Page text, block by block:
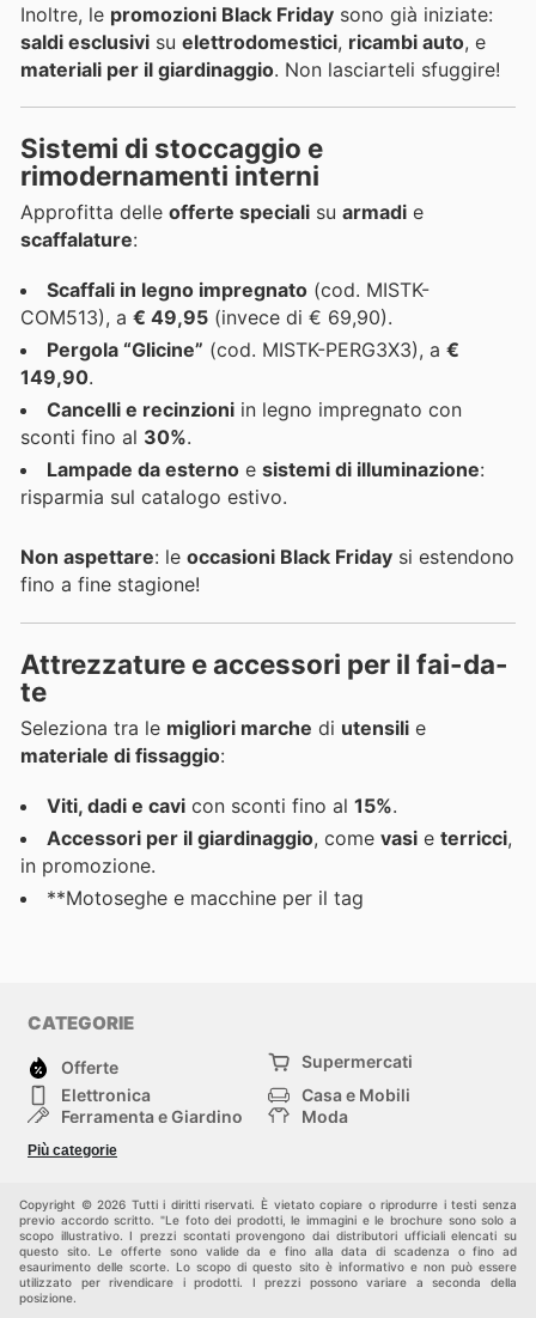
Inoltre, le promozioni Black Friday sono già iniziate:
saldi esclusivi su elettrodomestici, ricambi auto, e
materiali per il giardinaggio. Non lasciarteli sfuggire!
Sistemi di stoccaggio e
rimodernamenti interni
Approfitta delle offerte speciali su armadi e
scaffalature:
Scaffali in legno impregnato (cod. MISTK-
COM513), a € 49,95 (invece di € 69,90).
Pergola “Glicine” (cod. MISTK-PERG3X3), a €
149,90.
Cancelli e recinzioni in legno impregnato con
sconti fino al 30%.
Lampade da esterno e sistemi di illuminazione:
risparmia sul catalogo estivo.
Non aspettare: le occasioni Black Friday si estendono
fino a fine stagione!
Attrezzature e accessori per il fai-da-
te
Seleziona tra le migliori marche di utensili e
materiale di fissaggio:
Viti, dadi e cavi con sconti fino al 15%.
Accessori per il giardinaggio, come vasi e terricci,
in promozione.
**Motoseghe e macchine per il tag
CATEGORIE
Offerte
Supermercati
Elettronica
Casa e Mobili
Ferramenta e Giardino
Moda
Bambini e Neonati
Più categorie
Copyright © 2026 Tutti i diritti riservati. È vietato copiare o riprodurre i testi senza
previo accordo scritto. "Le foto dei prodotti, le immagini e le brochure sono solo a
scopo illustrativo. I prezzi scontati provengono dai distributori ufficiali elencati su
questo sito. Le offerte sono valide da e fino alla data di scadenza o fino ad
esaurimento delle scorte. Lo scopo di questo sito è informativo e non può essere
utilizzato per rivendicare i prodotti. I prezzi possono variare a seconda della
posizione.